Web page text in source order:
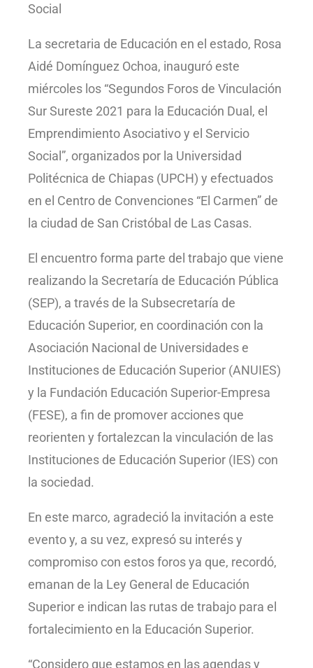
Social
La secretaria de Educación en el estado, Rosa
Aidé Domínguez Ochoa, inauguró este
miércoles los “Segundos Foros de Vinculación
Sur Sureste 2021 para la Educación Dual, el
Emprendimiento Asociativo y el Servicio
Social”, organizados por la Universidad
Politécnica de Chiapas (UPCH) y efectuados
en el Centro de Convenciones “El Carmen” de
la ciudad de San Cristóbal de Las Casas.
El encuentro forma parte del trabajo que viene
realizando la Secretaría de Educación Pública
(SEP), a través de la Subsecretaría de
Educación Superior, en coordinación con la
Asociación Nacional de Universidades e
Instituciones de Educación Superior (ANUIES)
y la Fundación Educación Superior-Empresa
(FESE), a fin de promover acciones que
reorienten y fortalezcan la vinculación de las
Instituciones de Educación Superior (IES) con
la sociedad.
En este marco, agradeció la invitación a este
evento y, a su vez, expresó su interés y
compromiso con estos foros ya que, recordó,
emanan de la Ley General de Educación
Superior e indican las rutas de trabajo para el
fortalecimiento en la Educación Superior.
“Considero que estamos en las agendas y